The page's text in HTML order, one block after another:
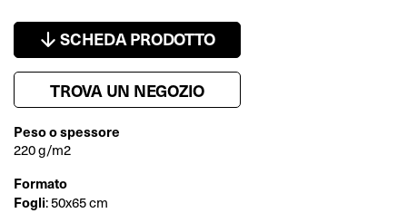
SCHEDA PRODOTTO
TROVA UN NEGOZIO
Peso o spessore
220 g/m2
Formato
Fogli: 50x65 cm